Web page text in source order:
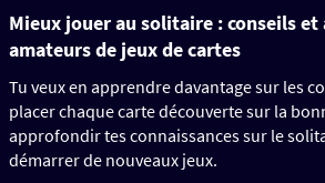
Mieux jouer au solitaire : conseils et
amateurs de jeux de cartes
Tu veux en apprendre davantage sur les
placer chaque carte découverte sur la
approfondir tes connaissances sur le
démarrer de nouveaux jeux.